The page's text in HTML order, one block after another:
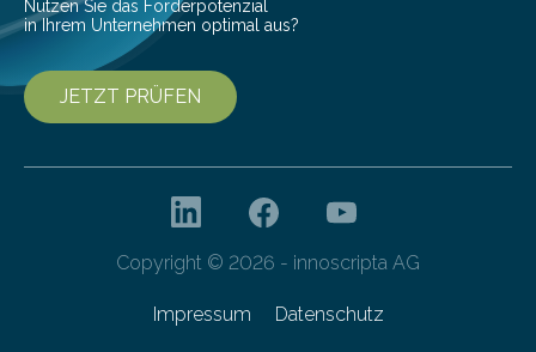
Nutzen Sie das Förderpotenzial
in Ihrem Unternehmen optimal aus?
JETZT PRÜFEN
Copyright © 2026 - innoscripta AG
Impressum Datenschutz